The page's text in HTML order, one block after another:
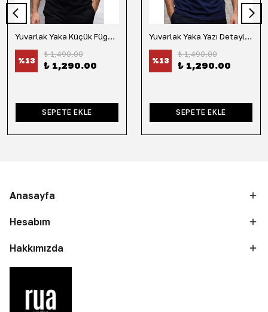
Yuvarlak Yaka Küçük Fügür Detaylı Tişört-Siyah
%13
₺ 1,490.00
₺ 1,290.00
SEPETE EKLE
Yuvarlak Yaka Yazı Detaylı Tişört-Lacivert
%13
₺ 1,490.00
₺ 1,290.00
SEPETE EKLE
Anasayfa
Hesabım
Hakkımızda